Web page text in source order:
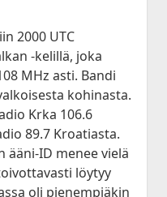
2000 UTC
-kelillä, joka
MHz asti. Bandi
kohinasta.
Krka 106.6
89.7 Kroatiasta.
ID menee vielä
löytyy
oli pienempiäkin